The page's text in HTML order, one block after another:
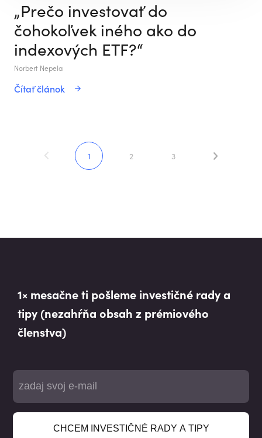
„Prečo investovať do
čohokoľvek iného ako do
indexových ETF?“
Norbert Nepela
Čítať článok
1 2 3
1× mesačne ti pošleme investičné rady a
tipy (nezahŕňa obsah z prémiového
členstva)
CHCEM INVESTIČNÉ RADY A TIPY